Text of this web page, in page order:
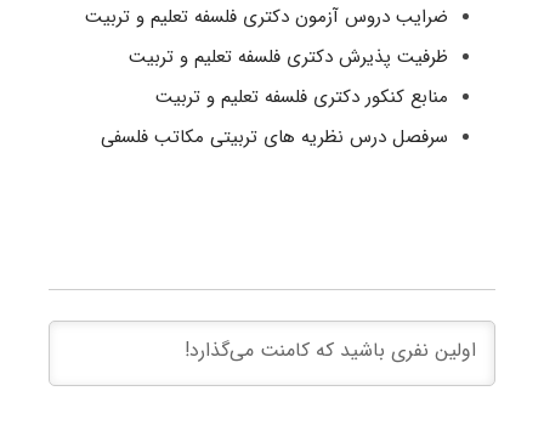
ضرایب دروس آزمون دکتری فلسفه تعلیم و تربیت
ظرفیت پذیرش دکتری فلسفه تعلیم و تربیت
منابع کنکور دکتری فلسفه تعلیم و تربیت
سرفصل درس نظریه های تربیتی مکاتب فلسفی